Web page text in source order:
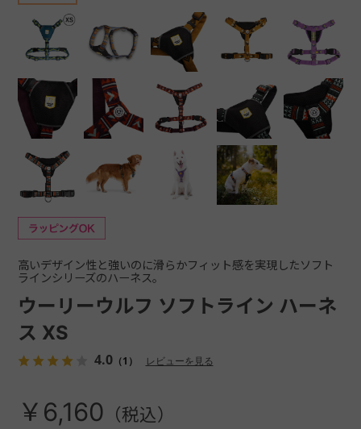
ウーリーウルフ ソフトライン ハーネ
ス XS
4.0（1） レビューを見る
高いデザイン性と強いのに滑らかフィット感を実現したソフト
ラインシリーズのハーネス。
￥6,160